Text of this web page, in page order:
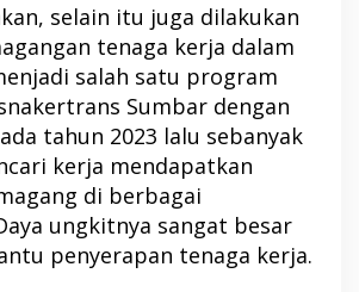
selain itu juga dilakukan
tenaga kerja dalam
salah satu program
Sumbar dengan
tahun 2023 lalu sebanyak
kerja mendapatkan
di berbagai
ungkitnya sangat besar
penyerapan tenaga kerja.